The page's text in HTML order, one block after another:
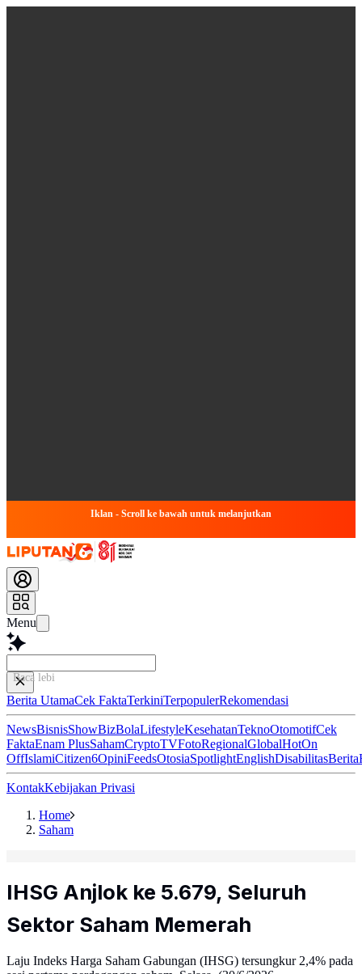
Iklan - Scroll ke bawah untuk melanjutkan
Menu
Baca lebih cepat...
Berita UtamaCek FaktaTerkiniTerpopulerRekomendasi
NewsBisnisShowBizBolaLifestyleKesehatanTeknoOtomotifCek
FaktaEnam PlusSahamCryptoTVFotoRegionalGlobalHotOn
OffIslamiCitizen6OpiniFeedsOtosiaSpotlightEnglishDisabilitasBerita
KontakKebijakan Privasi
Home
Saham
IHSG Anjlok ke 5.679, Seluruh
Sektor Saham Memerah
Laju Indeks Harga Saham Gabungan (IHSG) tersungkur 2,4% pada